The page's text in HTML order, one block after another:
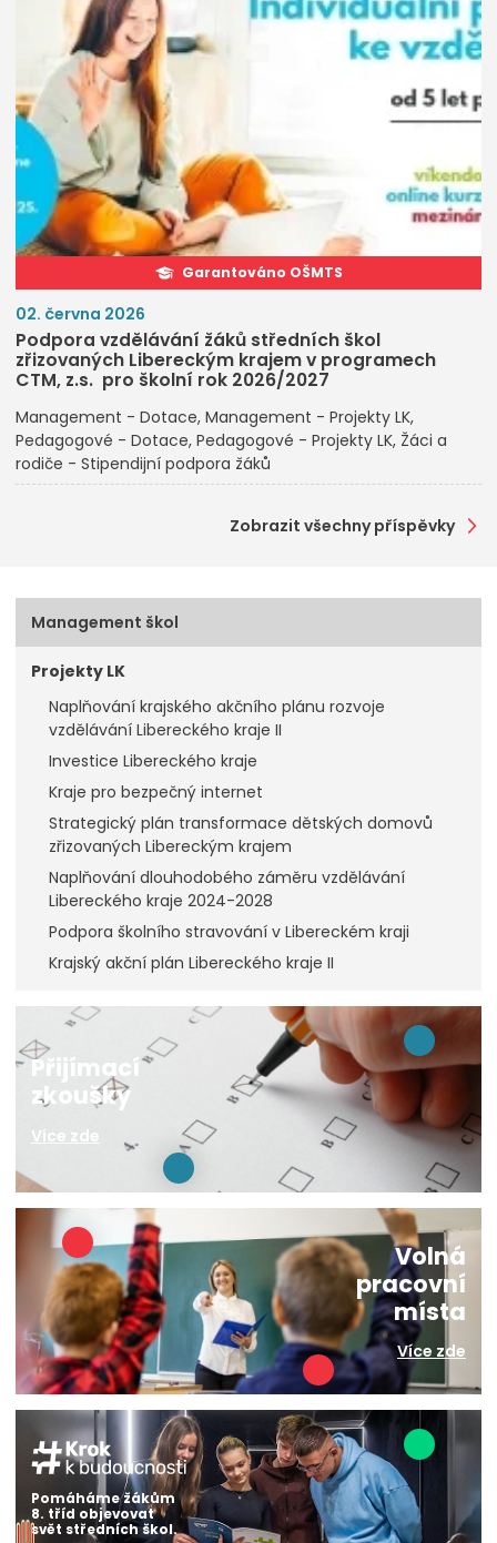
Garantováno OŠMTS
02. června 2026
Podpora vzdělávání žáků středních škol
zřizovaných Libereckým krajem v programech
CTM, z.s. pro školní rok 2026/2027
Management - Dotace Management - Projekty LK
Pedagogové - Dotace Pedagogové - Projekty LK Žáci a
rodiče - Stipendijní podpora žáků
Zobrazit všechny příspěvky
Management škol
Projekty LK
Naplňování krajského akčního plánu rozvoje
vzdělávání Libereckého kraje II
Investice Libereckého kraje
Kraje pro bezpečný internet
Strategický plán transformace dětských domovů
zřizovaných Libereckým krajem
Naplňování dlouhodobého záměru vzdělávání
Libereckého kraje 2024-2028
Podpora školního stravování v Libereckém kraji
Krajský akční plán Libereckého kraje II
Přijímací
zkoušky
Více zde
Volná
pracovní
místa
Více zde
Pomáháme žákům
8. tříd objevovat
svět středních škol.